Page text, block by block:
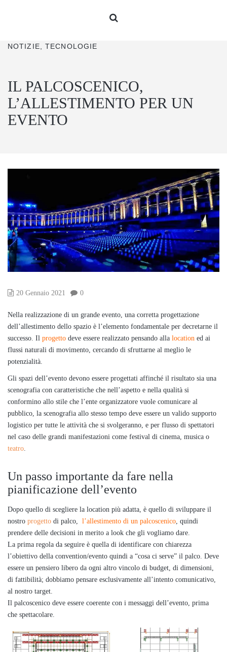
NOTIZIE, TECNOLOGIE
IL PALCOSCENICO,
L’ALLESTIMENTO PER UN
EVENTO
20 Gennaio 2021 0
Nella realizzazione di un grande evento, una corretta progettazione
dell’allestimento dello spazio è l’elemento fondamentale per decretarne il
successo. Il progetto deve essere realizzato pensando alla location ed ai
flussi naturali di movimento, cercando di sfruttarne al meglio le
potenzialità.
Gli spazi dell’evento devono essere progettati affinché il risultato sia una
scenografia con caratteristiche che nell’aspetto e nella qualità si
conformino allo stile che l’ente organizzatore vuole comunicare al
pubblico, la scenografia allo stesso tempo deve essere un valido supporto
logistico per tutte le attività che si svolgeranno, e per flusso di spettatori
nel caso delle grandi manifestazioni come festival di cinema, musica o
teatro.
Un passo importante da fare nella
pianificazione dell’evento
Dopo quello di scegliere la location più adatta, è quello di sviluppare il
nostro progetto di palco, l’allestimento di un palcoscenico, quindi
prendere delle decisioni in merito a look che gli vogliamo dare.
La prima regola da seguire è quella di identificare con chiarezza
l’obiettivo della convention/evento quindi a “cosa ci serve” il palco. Deve
essere un pensiero libero da ogni altro vincolo di budget, di dimensioni,
di fattibilità; dobbiamo pensare esclusivamente all’intento comunicativo,
al nostro target.
Il palcoscenico deve essere coerente con i messaggi dell’evento, prima
che spettacolare.